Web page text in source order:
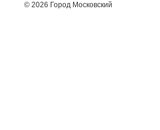
© 2026 Город Московский